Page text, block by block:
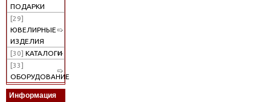
ПОДАРКИ
[29]
ЮВЕЛИРНЫЕ
ИЗДЕЛИЯ
[30] КАТАЛОГИ
[33]
ОБОРУДОВАНИЕ
Информация